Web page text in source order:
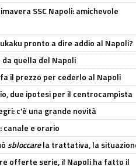
SSC Napoli: amichevole
pronto a dire addio al Napoli?
quella del Napoli
il prezzo per cederlo al Napoli
due ipotesi per il centrocampista
c'è una grande novità
canale e orario
sbloccarela trattativa, la
offerte serie, il Napoli ha fatto il